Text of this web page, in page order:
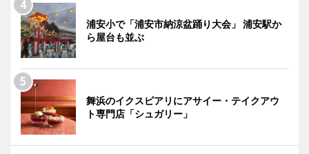
浦安小で「浦安市納涼盆踊り大会」 浦安駅か
ら屋台も並ぶ
舞浜のイクスピアリにアサイー・テイクアウ
ト専門店「シュガリー」